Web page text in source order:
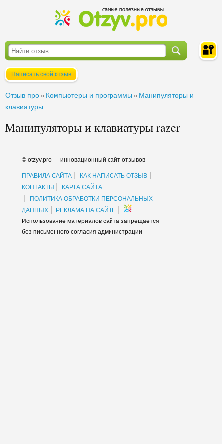
Написать свой отзыв
Отзыв про » Компьютеры и программы » Манипуляторы и
клавиатуры
Манипуляторы и клавиатуры razer
© otzyv.pro — инновационный сайт отзывов
ПРАВИЛА САЙТА КАК НАПИСАТЬ ОТЗЫВ
КОНТАКТЫ КАРТА САЙТА
ПОЛИТИКА ОБРАБОТКИ ПЕРСОНАЛЬНЫХ
ДАННЫХ
РЕКЛАМА НА САЙТЕ
Использование материалов сайта запрещается
без письменного согласия администрации